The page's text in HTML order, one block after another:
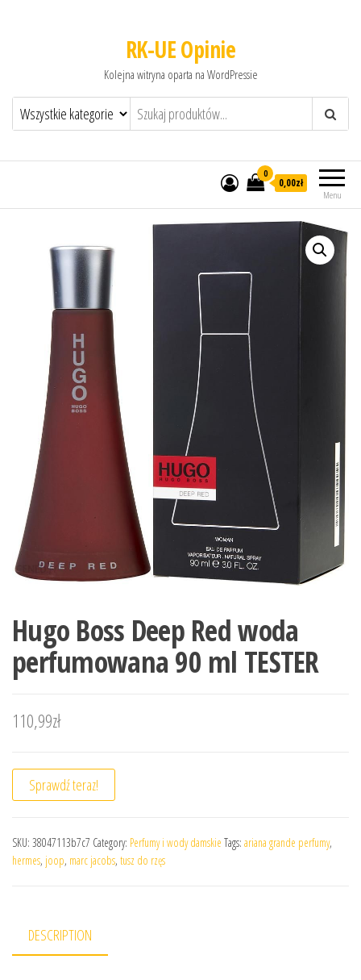
RK-UE Opinie
Kolejna witryna oparta na WordPressie
Menu
0
0,00zł
Hugo Boss Deep Red woda
perfumowana 90 ml TESTER
110,99zł
Sprawdź teraz!
SKU: 38047113b7c7 Category: Perfumy i wody damskie Tags: ariana grande perfumy,
hermes, joop, marc jacobs, tusz do rzęs
DESCRIPTION